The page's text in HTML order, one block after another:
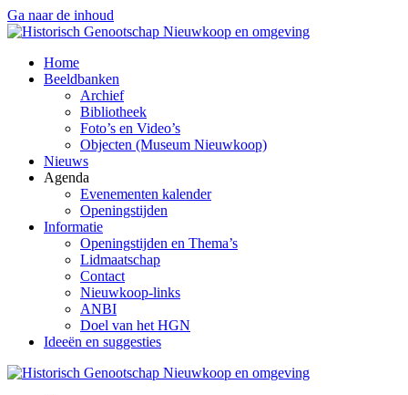
Ga naar de inhoud
Home
Beeldbanken
Archief
Bibliotheek
Foto’s en Video’s
Objecten (Museum Nieuwkoop)
Nieuws
Agenda
Evenementen kalender
Openingstijden
Informatie
Openingstijden en Thema’s
Lidmaatschap
Contact
Nieuwkoop-links
ANBI
Doel van het HGN
Ideeën en suggesties